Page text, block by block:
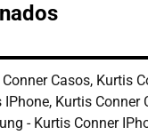
Casos, Kurtis
IPhone, Kurtis Conner
- Kurtis Conner